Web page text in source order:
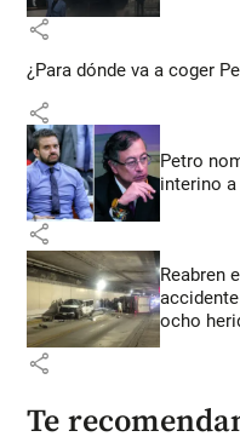
share
¿Para dónde va a coger
share
Petro
interino
share
Reabren
ocho
share
Te